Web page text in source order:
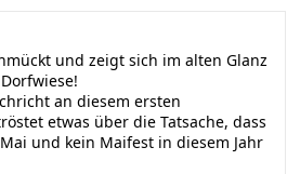
und zeigt sich im alten Glanz
an diesem ersten
etwas über die Tatsache, dass
und kein Maifest in diesem Jahr